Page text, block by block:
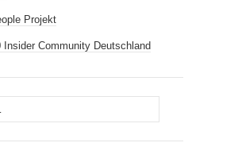
Projekt
Insider Community Deutschland